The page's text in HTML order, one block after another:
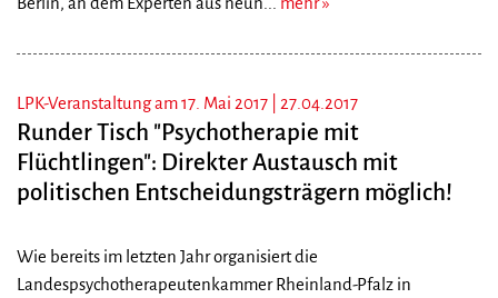
LPK-Veranstaltung am 17. Mai 2017 | 27.04.2017
Runder Tisch "Psychotherapie mit
Flüchtlingen": Direkter Austausch mit
politischen Entscheidungsträgern möglich!
Wie bereits im letzten Jahr organisiert die
Landespsychotherapeutenkammer Rheinland-Pfalz in